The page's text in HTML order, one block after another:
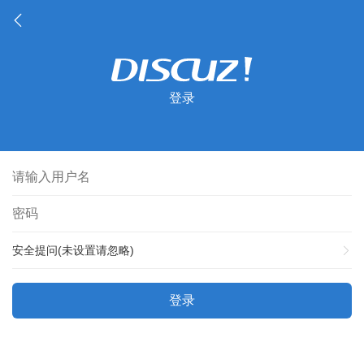
登录
安全提问(未设置请忽略)
登录